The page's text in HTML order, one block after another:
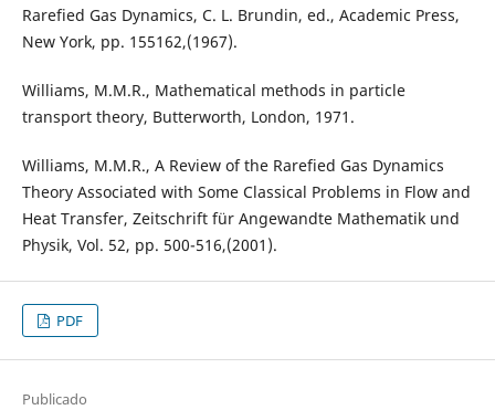
Rarefied Gas Dynamics, C. L. Brundin, ed., Academic Press,
New York, pp. 155162,(1967).
Williams, M.M.R., Mathematical methods in particle
transport theory, Butterworth, London, 1971.
Williams, M.M.R., A Review of the Rarefied Gas Dynamics
Theory Associated with Some Classical Problems in Flow and
Heat Transfer, Zeitschrift für Angewandte Mathematik und
Physik, Vol. 52, pp. 500-516,(2001).
PDF
Publicado